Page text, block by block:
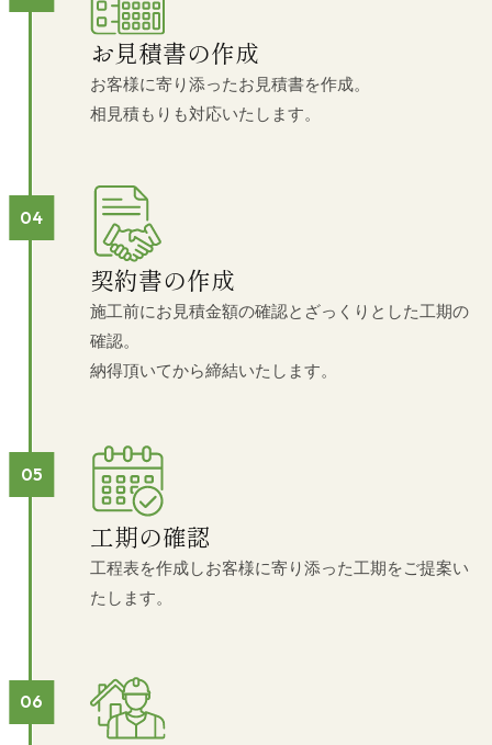
お見積書の作成
お客様に寄り添ったお見積書を作成。
相見積もりも対応いたします。
契約書の作成
施工前にお見積金額の確認とざっくりとした工期の
確認。
納得頂いてから締結いたします。
工期の確認
工程表を作成しお客様に寄り添った工期をご提案い
たします。